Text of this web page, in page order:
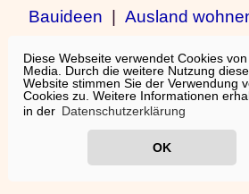
Diese Webseite verwendet Cookies
Media. Durch die weitere Nutzung
Website stimmen Sie der Verwendung
Cookies zu. Weitere Informationen
in der Datenschutzerklärung
OK
Bauideen | Ausland